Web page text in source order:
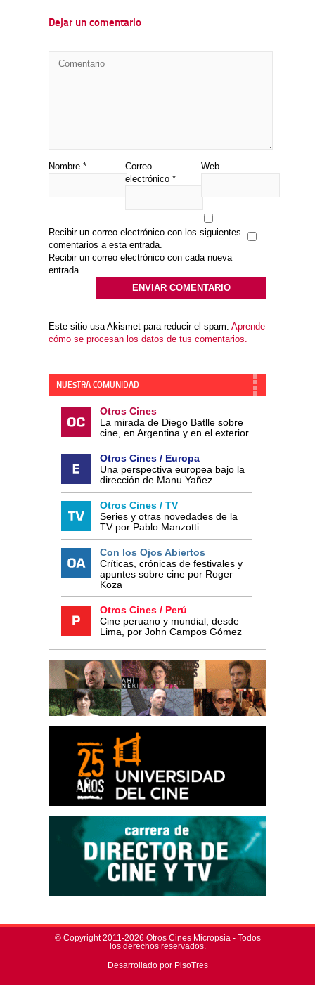
Dejar un comentario
Nombre *
Correo
electrónico *
Web
Recibir un correo electrónico con los siguientes
comentarios a esta entrada.
Recibir un correo electrónico con cada nueva
entrada.
Este sitio usa Akismet para reducir el spam. Aprende
cómo se procesan los datos de tus comentarios.
NUESTRA COMUNIDAD
Otros Cines
La mirada de Diego Batlle sobre
cine, en Argentina y en el exterior
Otros Cines / Europa
Una perspectiva europea bajo la
dirección de Manu Yañez
Otros Cines / TV
Series y otras novedades de la
TV por Pablo Manzotti
Con los Ojos Abiertos
Críticas, crónicas de festivales y
apuntes sobre cine por Roger
Koza
Otros Cines / Perú
Cine peruano y mundial, desde
Lima, por John Campos Gómez
© Copyright 2011-2026 Otros Cines Micropsia - Todos
los derechos reservados.
Desarrollado por PisoTres